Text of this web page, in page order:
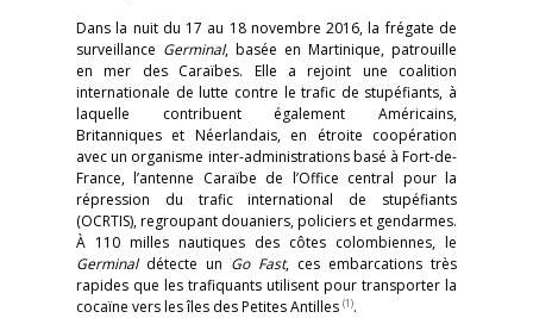
Dans la nuit du 17 au 18 novembre 2016, la frégate de
surveillance Germinal, basée en Martinique, patrouille
en mer des Caraïbes. Elle a rejoint une coalition
internationale de lutte contre le trafic de stupéfiants, à
laquelle contribuent également Américains,
Britanniques et Néerlandais, en étroite coopération
avec un organisme inter-administrations basé à Fort-de-
France, l’antenne Caraïbe de l’Office central pour la
répression du trafic international de stupéfiants
(OCRTIS), regroupant douaniers, policiers et gendarmes.
À 110 milles nautiques des côtes colombiennes, le
Germinaldétecte un Go Fast, ces embarcations très
rapides que les trafiquants utilisent pour transporter la
cocaïne vers les îles des Petites Antilles (1).